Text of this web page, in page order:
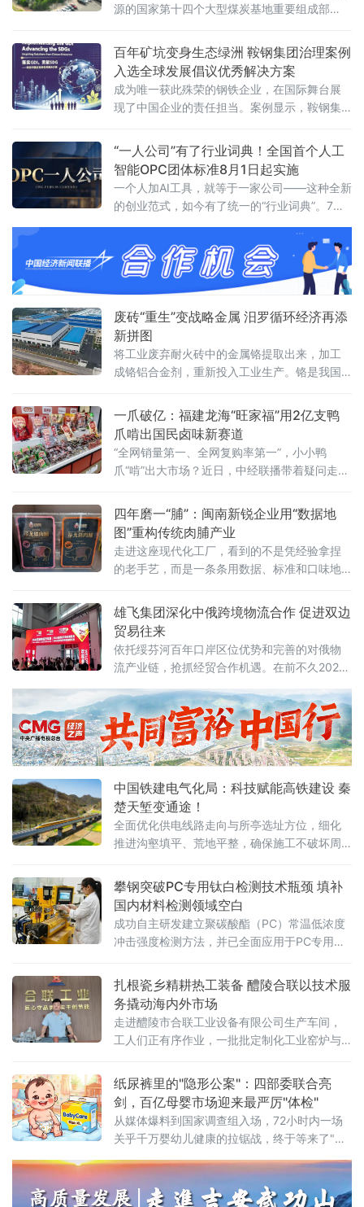
源的国家第十四个大型煤炭基地重要组成部
脖子”难题到加快无人矿卡规模化落地，在“十五
五”开局之年交出一份绿色化、智能化转型的硬
核答卷。
百年矿坑变身生态绿洲 鞍钢集团治理案例
入选全球发展倡议优秀解决方案
成为唯一获此殊荣的钢铁企业，在国际舞台展
现了中国企业的责任担当。案例显示，鞍钢集
“一人公司”有了行业词典！全国首个人工
智能OPC团体标准8月1日起实施
一个人加AI工具，就等于一家公司——这种全新
的创业范式，如今有了统一的“行业词典”。7月3
经济与智慧城市促进会牵头，联合杭州市上城
区科技经信局、阿里云等14家单位共同编制的
《人工智能OPC术语》团体标准正式发布，将
于8月1日起实施。这是国内首个聚焦人工智能
OPC（One Person Company，一人公司）领
域的术语类标
废砖“重生”变战略金属 汨罗循环经济再添
新拼图
将工业废弃耐火砖中的金属铬提取出来，加工
成铬铝合金剂，重新投入工业生产。铬是我国
不足0.1%，九成以上依赖进口。锘锋新材料的
技术团队另辟蹊径，将目光投向长期被忽视
的“城市矿山”——废耐火砖
一爪破亿：福建龙海“旺家福”用2亿支鸭
爪啃出国民卤味新赛道
“全网销量第一、全网复购率第一”，小小鸭
爪“啃”出大市场？近日，中经联播带着疑问走进
有厂区、5.8万平方米现代化车间智能高效，全
自动生产线有序作业，标准化生产保障产品品
质稳定可靠。据了解，全家福集团创立于2004
年，深耕食品行业二十余年，从单一肉制品加
工，发展为肉制品、烘焙馅料多元经营，已形
四年磨一“脯”：闽南新锐企业用“数据地
图”重构传统肉脯产业
走进这座现代化工厂，看到的不是凭经验拿捏
的老手艺，而是一条条用数据、标准和口味地
道道可量化、可追溯的工序：原料肉验收、低
温滚揉腌制、自动化摊筛、精准温控烘烤、洁
净内包装
雄飞集团深化中俄跨境物流合作 促进双边
贸易往来
依托绥芬河百年口岸区位优势和完善的对俄物
流产业链，抢抓经贸合作机遇。在前不久2026
亚洲物流双年展会上，与俄罗斯卢比卡尔公司
成功签署了战略合作协议，为深化中俄跨境物
流合作、促进双边贸易往来积蓄新力量。
中国铁建电气化局：科技赋能高铁建设 秦
楚天堑变通途！
全面优化供电线路走向与所亭选址方位，细化
推进沟壑填平、荒地平整，确保施工不破坏周
攀钢突破PC专用钛白检测技术瓶颈 填补
国内材料检测领域空白
成功自主研发建立聚碳酸酯（PC）常温低浓度
冲击强度检测方法，并已全面应用于PC专用钛
高端钛白产品应用性能检测领域迈出关键一
步，为攀钢钒钛股份PC专用钛白产品的研发迭
代提供了精准、可靠的检测技术支撑。据悉，
为精准匹配
扎根瓷乡精耕热工装备 醴陵合联以技术服
务撬动海内外市场
走进醴陵市合联工业设备有限公司生产车间，
工人们正有序作业，一批批定制化工业窑炉与
生产、安装及售后运维于一体的专业热工装备
制造企业，正依托当地完整的电瓷产业链配套
优势，成长为中南地区工业智能化窑炉领域的
重要力量。合联工业设备深耕高压
纸尿裤里的"隐形公案"：四部委联合亮
剑，百亿母婴市场迎来最严厉"体检"
从媒体爆料到国家调查组入场，72小时内一场
关乎千万婴幼儿健康的拉锯战，终于等来了"裁
6月18日，《经济参考报》一篇调查报道犹如深
水炸弹，将"好奇""碧芭宝贝""Babycare"三大